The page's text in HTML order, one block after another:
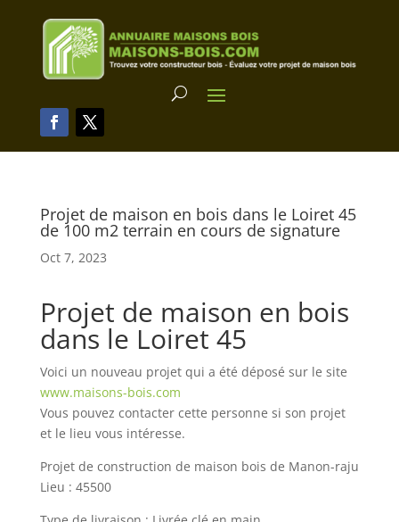
Projet de maison en bois dans le Loiret 45
de 100 m2 terrain en cours de signature
Oct 7, 2023
Projet de maison en bois
dans le Loiret 45
Voici un nouveau projet qui a été déposé sur le site
www.maisons-bois.com
Vous pouvez contacter cette personne si son projet
et le lieu vous intéresse.
Projet de construction de maison bois de Manon-raju
Lieu : 45500